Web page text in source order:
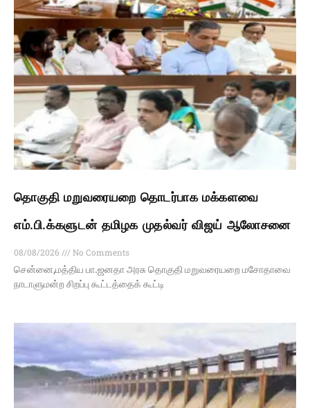
தொகுதி மறுவரையறை தொடர்பாக மக்களவை
எம்.பி.க்களுடன் தமிழக முதல்வர் விஜய் ஆலோசனை
08/08/2026
No Comments
சென்னை,மத்திய பா.ஜனதா அரசு தொகுதி மறுவரையறை மசோதாவை
நாடாளுமன்ற சிறப்பு கூட்டத்தைக் கூட்டி